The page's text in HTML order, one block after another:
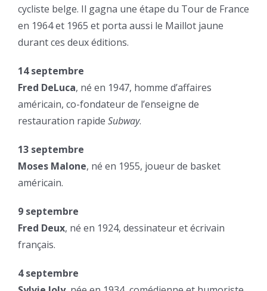
cycliste belge. Il gagna une étape du Tour de France
en 1964 et 1965 et porta aussi le Maillot jaune
durant ces deux éditions.
14 septembre
Fred DeLuca, né en 1947, homme d’affaires
américain, co-fondateur de l’enseigne de
restauration rapide Subway.
13 septembre
Moses Malone, né en 1955, joueur de basket
américain.
9 septembre
Fred Deux, né en 1924, dessinateur et écrivain
français.
4 septembre